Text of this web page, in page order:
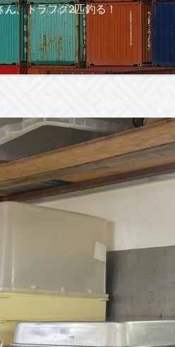
、トラフグ2匹釣る！